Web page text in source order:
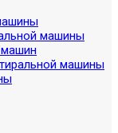
машины
машины